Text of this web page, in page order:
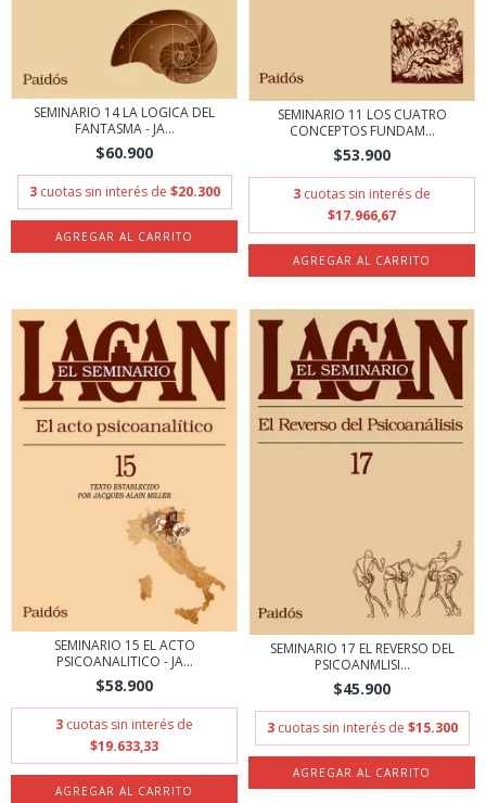
SEMINARIO 14 LA LOGICA DEL
FANTASMA - JA...
$60.900
3 cuotas sin interés de $20.300
SEMINARIO 11 LOS CUATRO
CONCEPTOS FUNDAM...
$53.900
3 cuotas sin interés de
$17.966,67
SEMINARIO 15 EL ACTO
PSICOANALITICO - JA...
$58.900
3 cuotas sin interés de
$19.633,33
SEMINARIO 17 EL REVERSO DEL
PSICOANΜLISI...
$45.900
3 cuotas sin interés de $15.300